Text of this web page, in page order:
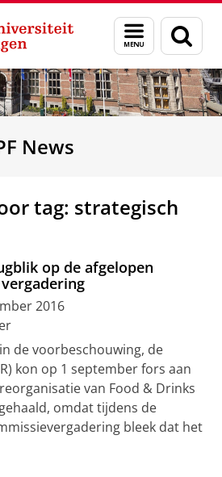
Menu
en
zoeken
De Personeelsfractie
News
tag: strategisch
op de afgelopen
2016
de voorbeschouwing, de
kon op 1 september fors aan
van Food & Drinks
omdat tijdens de
bleek dat het